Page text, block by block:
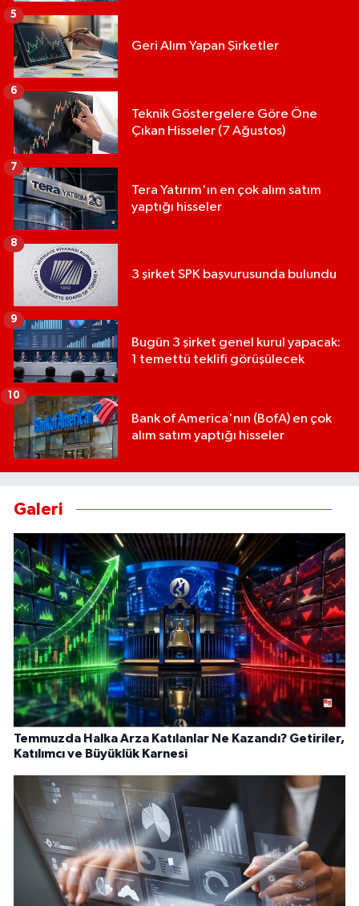
Geri Alım Yapan Şirketler
5
Teknik Göstergelere Göre Öne
Çıkan Hisseler (7 Ağustos)
6
Tera Yatırım'ın en çok alım satım
yaptığı hisseler
7
3 şirket SPK başvurusunda bulundu
8
Bugün 3 şirket genel kurul yapacak:
1 temettü teklifi görüşülecek
9
Bank of America'nın (BofA) en çok
alım satım yaptığı hisseler
10
Galeri
Temmuzda Halka Arza Katılanlar Ne Kazandı? Getiriler,
Katılımcı ve Büyüklük Karnesi